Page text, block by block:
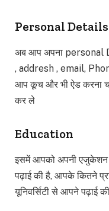
Personal Details
अब आप अपना personal
, addresh , email,
आप कूच और भी ऐड करना
कर ले
Education
इसमें आपको अपनी एजुकेशन
पढ़ाई की है, आपके कितने
यूनिवर्सिटी से आपने पढ़ाई